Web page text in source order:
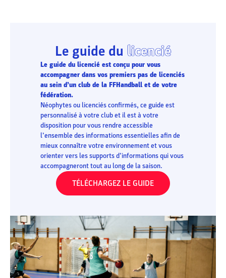
Le guide du licencié
Le guide du licencié est conçu pour vous
accompagner dans vos premiers pas de licenciés
au sein d’un club de la FFHandball et de votre
fédération.
Néophytes ou licenciés confirmés, ce guide est
personnalisé à votre club et il est à votre
disposition pour vous rendre accessible
l’ensemble des informations essentielles afin de
mieux connaître votre environnement et vous
orienter vers les supports d’informations qui vous
accompagneront tout au long de la saison.
TÉLÉCHARGEZ LE GUIDE